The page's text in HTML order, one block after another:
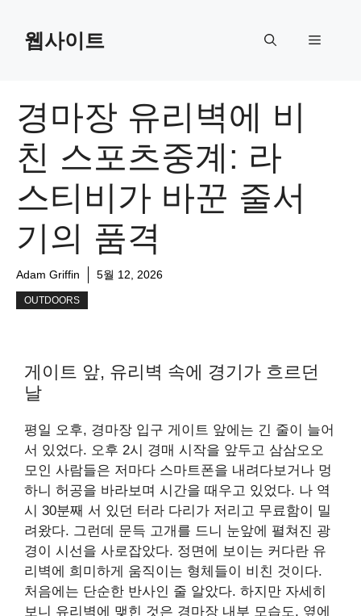
content웹사이트 Menu
경마장 유리벽에 비
친 스포츠중계: 라
스티비가 바꾼 줄서
기의 품격
Adam Griffin 5월 12, 2026
OUTDOORS
게이트 앞, 유리벽 속에 경기가 흐르던
날
평일 오후, 경마장 입구 게이트 앞에는 긴 줄이 늘어
서 있었다. 오후 2시 경매 시작을 앞두고 삼삼오오
모인 사람들은 저마다 스마트폰을 내려다보거나 멍
하니 허공을 바라보며 시간을 때우고 있었다. 나 역
시 30분째 서 있던 터라 다리가 저리고 무료함이 밀
려왔다. 그런데 문득 고개를 드니 눈앞에 펼쳐진 광
경이 시선을 사로잡았다. 정면에 보이는 커다란 유
리벽에 희미하게 움직이는 형체들이 비친 것이다.
처음에는 단순한 반사인 줄 알았다. 하지만 자세히
보니 유리벽에 맺힌 것은 경마장 내부 모습도, 옆에